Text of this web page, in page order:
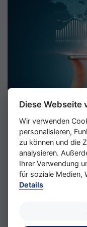
Nahtloser
Bedarfsanalyse
umfassende
spezifischen
und den
Techniker
führen die
Diese Webseite
Wir verwenden
personalisieren,
zu können und die
analysieren.
Ihrer Verwendung
für soziale Medien,
Details